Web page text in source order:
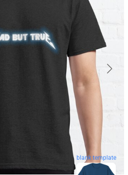
blank template